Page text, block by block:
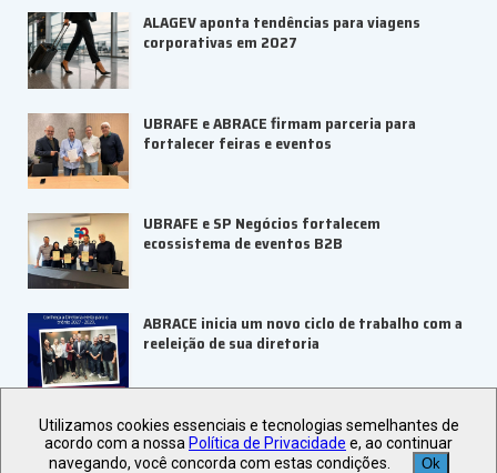
ALAGEV aponta tendências para viagens
corporativas em 2027
UBRAFE e ABRACE firmam parceria para
fortalecer feiras e eventos
UBRAFE e SP Negócios fortalecem
ecossistema de eventos B2B
ABRACE inicia um novo ciclo de trabalho com a
reeleição de sua diretoria
+ Notícias
Utilizamos cookies essenciais e tecnologias semelhantes de
acordo com a nossa Política de Privacidade e, ao continuar
navegando, você concorda com estas condições.
Ok